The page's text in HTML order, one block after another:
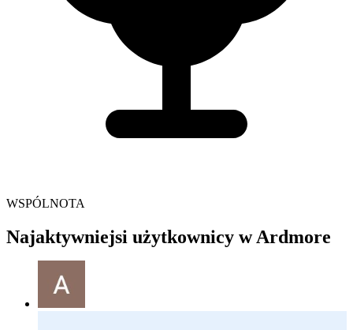
WSPÓLNOTA
Najaktywniejsi użytkownicy w Ardmore